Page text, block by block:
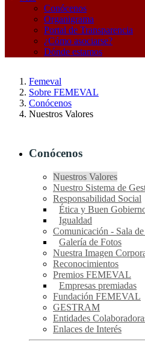
Conócenos
Organigrama
Portal de Transparencia
¿Cómo asociarse?
Dónde estamos
Femeval
Sobre FEMEVAL
Conócenos
Nuestros Valores
Conócenos
Nuestros Valores
Nuestro Sistema de
Responsabilidad Social
Ética y Buen
Igualdad
Comunicación - Sala de
Galería de Fotos
Nuestra Imagen
Reconocimientos
Premios FEMEVAL
Empresas premiadas
Fundación FEMEVAL
GESTRAM
Entidades
Enlaces de Interés